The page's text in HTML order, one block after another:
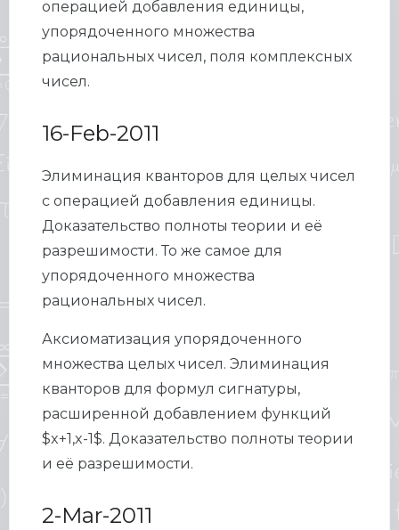
операцией добавления единицы,
упорядоченного множества
рациональных чисел, поля комплексных
чисел.
16-Feb-2011
Элиминация кванторов для целых чисел
с операцией добавления единицы.
Доказательство полноты теории и её
разрешимости. То же самое для
упорядоченного множества
рациональных чисел.
Аксиоматизация упорядоченного
множества целых чисел. Элиминация
кванторов для формул сигнатуры,
расширенной добавлением функций
$x+1,x-1$. Доказательство полноты теории
и её разрешимости.
2-Mar-2011